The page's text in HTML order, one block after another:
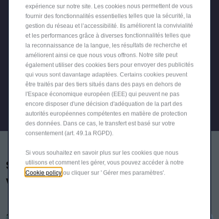
• Jusqu’à 650 kg de charge utile
• Sans portes latérales pour un design allégé
• Phares EcoLED
DEMANDEZ UNE OFFRE
CONFIGUREZ ET COMMANDEZ
Services Connectés : conçus pour
vous assister
expérience sur notre site. Les cookies nous permettent de vous
fournir des fonctionnalités essentielles telles que la sécurité, la
gestion du réseau et l’accessibilité. Ils améliorent la convivialité
et les performances grâce à diverses fonctionnalités telles que
la reconnaissance de la langue, les résultats de recherche et
améliorent ainsi ce que nous vous offrons. Notre site peut
également utiliser des cookies tiers pour envoyer des publicités
qui vous sont davantage adaptées. Certains cookies peuvent
être traités par des tiers situés dans des pays en dehors de
l'Espace économique européen (EEE) qui peuvent ne pas
encore disposer d'une décision d'adéquation de la part des
autorités européennes compétentes en matière de protection
des données. Dans ce cas, le transfert est basé sur votre
consentement (art. 49.1a RGPD).
Si vous souhaitez en savoir plus sur les cookies que nous
utilisons et comment les gérer, vous pouvez accéder à notre
Cookie policy ou cliquer sur ' Gérer mes paramètres'.